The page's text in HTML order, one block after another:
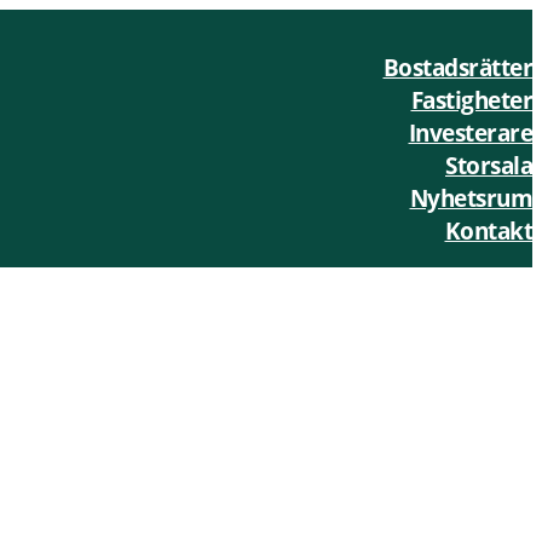
Bostadsrätter
Fastigheter
Investerare
Storsala
Nyhetsrum
Kontakt